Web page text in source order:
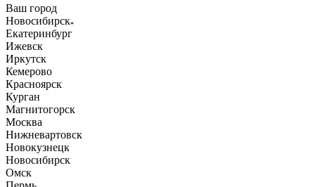
Ваш город
Новосибирск
Екатеринбург
Ижевск
Иркутск
Кемерово
Красноярск
Курган
Магнитогорск
Москва
Нижневартовск
Новокузнецк
Новосибирск
Омск